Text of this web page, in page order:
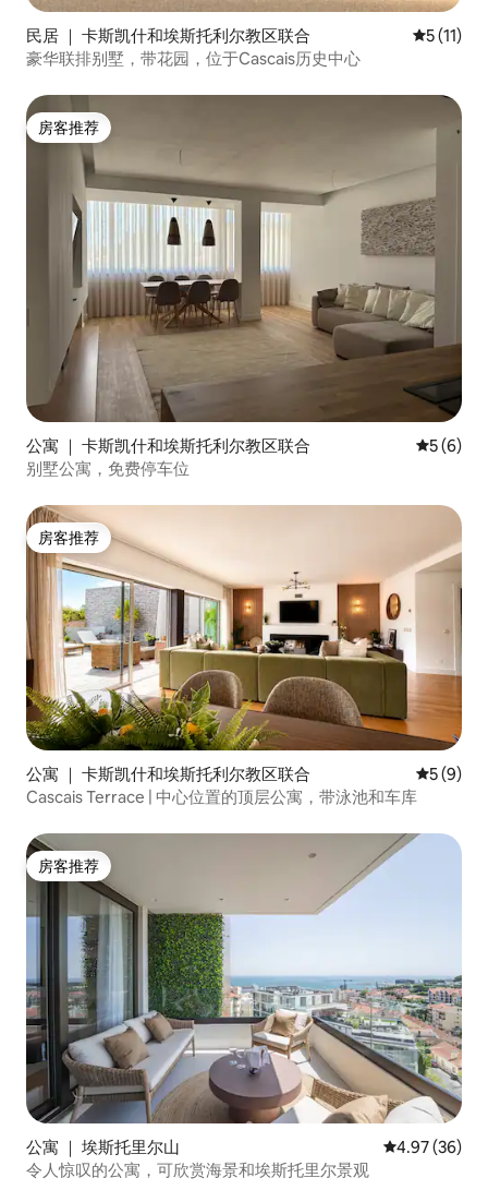
民居 ｜ 卡斯凯什和埃斯托利尔教区联合 平均评分
5 (11)
豪华联排别墅，带花园，位于Cascais历史中心
房客推荐
房客推荐
公寓 ｜ 卡斯凯什和埃斯托利尔教区联合 平均评分
5 (6)
别墅公寓，免费停车位
房客推荐
房客推荐
公寓 ｜ 卡斯凯什和埃斯托利尔教区联合 平均评分
5 (9)
Cascais Terrace | 中心位置的顶层公寓，带泳池和车库
房客推荐
房客推荐
公寓 ｜ 埃斯托里尔山 平均评分
4.97 (36)
令人惊叹的公寓，可欣赏海景和埃斯托里尔景观